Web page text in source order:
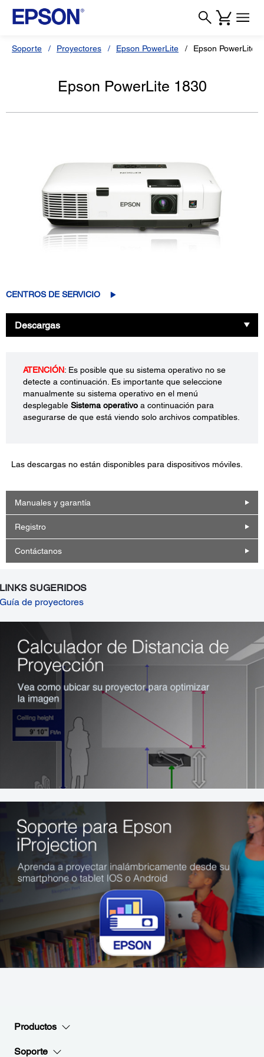
Soporte Proyectores Epson PowerLite Epson PowerLite
Epson PowerLite 1830
CENTROS DE SERVICIO
Descargas
ATENCIÓN: Es posible que su sistema operativo no se
detecte a continuación. Es importante que seleccione
manualmente su sistema operativo en el menú
desplegable Sistema operativo a continuación para
asegurarse de que está viendo solo archivos compatibles.
Las descargas no están disponibles para dispositivos móviles.
Manuales y garantía
Registro
Contáctanos
LINKS SUGERIDOS
Guía de proyectores
Productos
Soporte